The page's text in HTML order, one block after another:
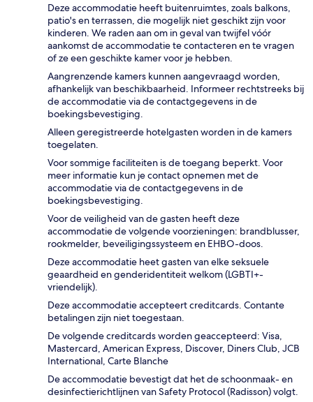
Deze accommodatie heeft buitenruimtes, zoals balkons,
patio's en terrassen, die mogelijk niet geschikt zijn voor
kinderen. We raden aan om in geval van twijfel vóór
aankomst de accommodatie te contacteren en te vragen
of ze een geschikte kamer voor je hebben.
Aangrenzende kamers kunnen aangevraagd worden,
afhankelijk van beschikbaarheid. Informeer rechtstreeks bij
de accommodatie via de contactgegevens in de
boekingsbevestiging.
Alleen geregistreerde hotelgasten worden in de kamers
toegelaten.
Voor sommige faciliteiten is de toegang beperkt. Voor
meer informatie kun je contact opnemen met de
accommodatie via de contactgegevens in de
boekingsbevestiging.
Voor de veiligheid van de gasten heeft deze
accommodatie de volgende voorzieningen: brandblusser,
rookmelder, beveiligingssysteem en EHBO-doos.
Deze accommodatie heet gasten van elke seksuele
geaardheid en genderidentiteit welkom (LGBTI+-
vriendelijk).
Deze accommodatie accepteert creditcards. Contante
betalingen zijn niet toegestaan.
De volgende creditcards worden geaccepteerd: Visa,
Mastercard, American Express, Discover, Diners Club, JCB
International, Carte Blanche
De accommodatie bevestigt dat het de schoonmaak- en
desinfectierichtlijnen van Safety Protocol (Radisson) volgt.